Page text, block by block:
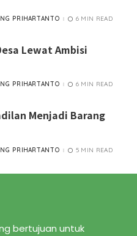
PRIHARTANTO 6 MIN READ
Lewat Ambisi
PRIHARTANTO 6 MIN READ
Menjadi Barang
PRIHARTANTO 5 MIN READ
bertujuan untuk